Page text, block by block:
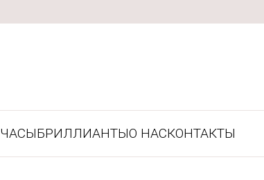
ЧАСЫБРИЛЛИАНТЫО НАСКОНТАКТЫ